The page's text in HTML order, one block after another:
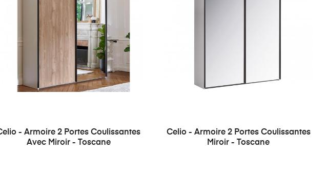
- Armoire 2 Portes Coulissantes
Avec Miroir - Toscane
Celio - Armoire 2 Portes Coulissantes
Miroir - Toscane